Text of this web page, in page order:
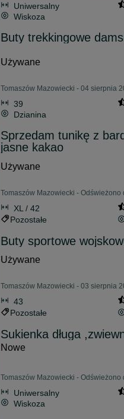
Uniwersalny
Wiskoza
Buty trekkingowe
Używane
Tomaszów Mazowiecki - 04 sierpnia
39
Dzianina
Sprzedam tunikę z
jasne kakao
Używane
Tomaszów Mazowiecki - Odświeżono
XL / 42
Pozostałe
Buty sportowe
Używane
Tomaszów Mazowiecki - 03 sierpnia
43
Pozostałe
Sukienka długa
Nowe
Tomaszów Mazowiecki -
Uniwersalny
Wiskoza